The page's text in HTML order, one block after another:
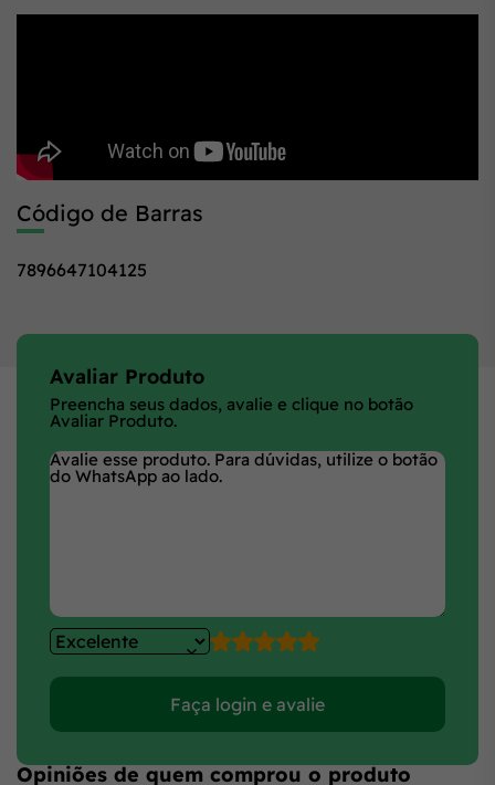
Código de Barras
7896647104125
Avaliar Produto
Preencha seus dados, avalie e clique no botão
Avaliar Produto.
Faça login e avalie
Opiniões de quem comprou o produto